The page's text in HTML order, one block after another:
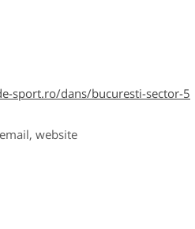
sport.ro/dans/bucuresti-sector-5
website